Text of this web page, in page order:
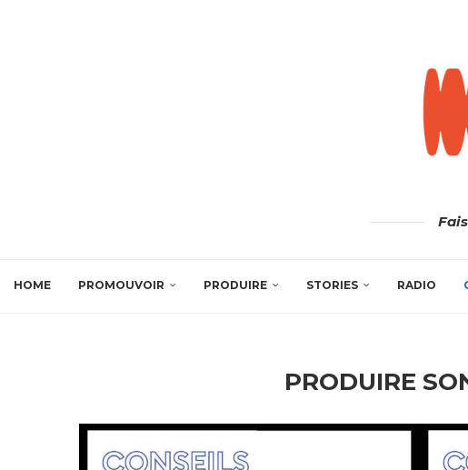
HOME PROMOUVOIR PRODUIRE STORIES RADIO
PRODUIRE